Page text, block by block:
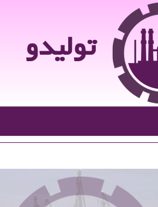
تولیدو